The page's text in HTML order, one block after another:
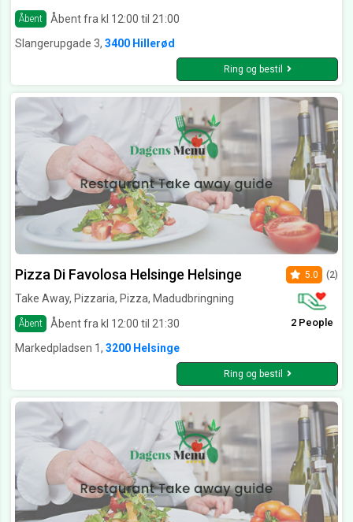
Åbent
Åbent fra kl 12:00 til 21:00
Slangerupgade 3, 3400 Hillerød
Ring og bestil
Pizza Di Favolosa Helsinge Helsinge
Take Away, Pizzaria, Pizza, Madudbringning
Åbent Åbent fra kl 12:00 til 21:30
5.0 (2)
2 People
Markedpladsen 1, 3200 Helsinge
Ring og bestil